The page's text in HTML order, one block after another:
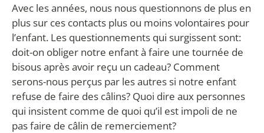
Avec les années, nous nous questionnons de plus en
plus sur ces contacts plus ou moins volontaires pour
l’enfant. Les questionnements qui surgissent sont:
doit-on obliger notre enfant à faire une tournée de
bisous après avoir reçu un cadeau? Comment
serons-nous perçus par les autres si notre enfant
refuse de faire des câlins? Quoi dire aux personnes
qui insistent comme de quoi qu’il est impoli de ne
pas faire de câlin de remerciement?